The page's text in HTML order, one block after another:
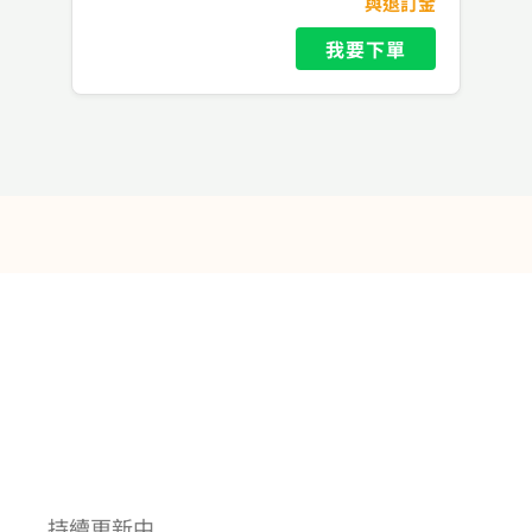
我要下單